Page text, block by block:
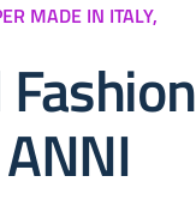
MADE IN ITALY,